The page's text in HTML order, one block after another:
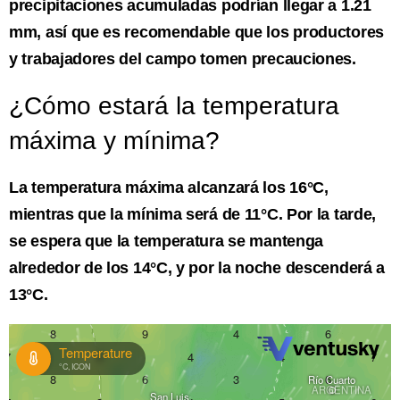
precipitaciones acumuladas podrían llegar a 1.21
mm, así que es recomendable que los productores
y trabajadores del campo tomen precauciones.
¿Cómo estará la temperatura
máxima y mínima?
La temperatura máxima alcanzará los 16°C,
mientras que la mínima será de 11°C. Por la tarde,
se espera que la temperatura se mantenga
alrededor de los 14°C, y por la noche descenderá a
13°C.